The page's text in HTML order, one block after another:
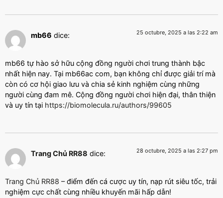
mb66 dice: 25 octubre, 2025 a las 2:22 am
mb66 tự hào sở hữu cộng đồng người chơi trung thành bậc
nhất hiện nay. Tại mb66ac com, bạn không chỉ được giải trí mà
còn có cơ hội giao lưu và chia sẻ kinh nghiệm cùng những
người cùng đam mê. Cộng đồng người chơi hiện đại, thân thiện
và uy tín tại https://biomolecula.ru/authors/99605
Trang Chủ RR88 dice: 28 octubre, 2025 a las 2:27 pm
Trang Chủ RR88 – điểm đến cá cược uy tín, nạp rút siêu tốc, trải
nghiệm cực chất cùng nhiều khuyến mãi hấp dẫn!